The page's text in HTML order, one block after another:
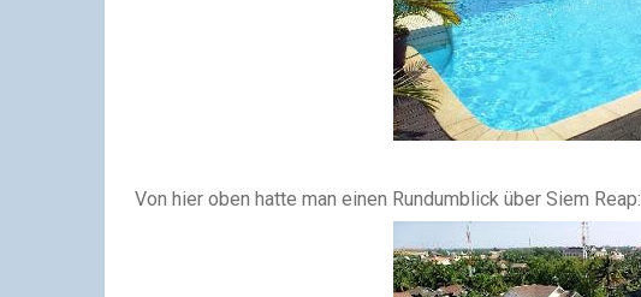
Von hier oben hatte man einen Rundumblick über Siem Reap: